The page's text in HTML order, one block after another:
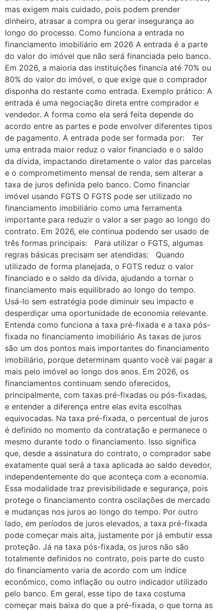
mas exigem mais cuidado, pois podem prender
dinheiro, atrasar a compra ou gerar insegurança ao
longo do processo. Como funciona a entrada no
financiamento imobiliário em 2026 A entrada é a parte
do valor do imóvel que não será financiada pelo banco.
Em 2026, a maioria das instituições financia até 70% ou
80% do valor do imóvel, o que exige que o comprador
disponha do restante como entrada. Exemplo prático: A
entrada é uma negociação direta entre comprador e
vendedor. A forma como ela será feita depende do
acordo entre as partes e pode envolver diferentes tipos
de pagamento. A entrada pode ser formada por: Ter
uma entrada maior reduz o valor financiado e o saldo
da dívida, impactando diretamente o valor das parcelas
e o comprometimento mensal de renda, sem alterar a
taxa de juros definida pelo banco. Como financiar
imóvel usando FGTS O FGTS pode ser utilizado no
financiamento imobiliário como uma ferramenta
importante para reduzir o valor a ser pago ao longo do
contrato. Em 2026, ele continua podendo ser usado de
três formas principais: Para utilizar o FGTS, algumas
regras básicas precisam ser atendidas: Quando
utilizado de forma planejada, o FGTS reduz o valor
financiado e o saldo da dívida, ajudando a tornar o
financiamento mais equilibrado ao longo do tempo.
Usá-lo sem estratégia pode diminuir seu impacto e
desperdiçar uma oportunidade de economia relevante.
Entenda como funciona a taxa pré-fixada e a taxa pós-
fixada no financiamento imobiliário As taxas de juros
são um dos pontos mais importantes do financiamento
imobiliário, porque determinam quanto você vai pagar a
mais pelo imóvel ao longo dos anos. Em 2026, os
financiamentos continuam sendo oferecidos,
principalmente, com taxas pré-fixadas ou pós-fixadas,
e entender a diferença entre elas evita escolhas
equivocadas. Na taxa pré-fixada, o percentual de juros
é definido no momento da contratação e permanece o
mesmo durante todo o financiamento. Isso significa
que, desde a assinatura do contrato, o comprador sabe
exatamente qual será a taxa aplicada ao saldo devedor,
independentemente do que aconteça com a economia.
Essa modalidade traz previsibilidade e segurança, pois
protege o financiamento contra oscilações de mercado
e mudanças nos juros ao longo do tempo. Por outro
lado, em períodos de juros elevados, a taxa pré-fixada
pode começar mais alta, justamente por já embutir essa
proteção. Já na taxa pós-fixada, os juros não são
totalmente definidos no contrato, pois parte do custo
do financiamento varia de acordo com um índice
econômico, como inflação ou outro indicador utilizado
pelo banco. Em geral, esse tipo de taxa costuma
começar mais baixa do que a pré-fixada, o que torna as